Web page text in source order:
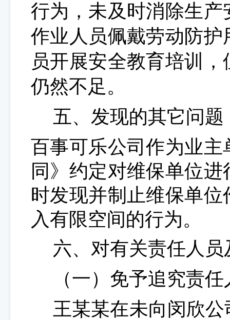
行为， 未及时消除生
作业人员佩戴劳动防护
员开展安全教育培训
仍然不足 。
五、发现的其它问题
百事可乐公司作为业主
同》约定对维保单位
时发现并制止维保单位
入有限空间的行为。
六、 对有关责任人
（一）免予追究责
王某某在未向闵欣